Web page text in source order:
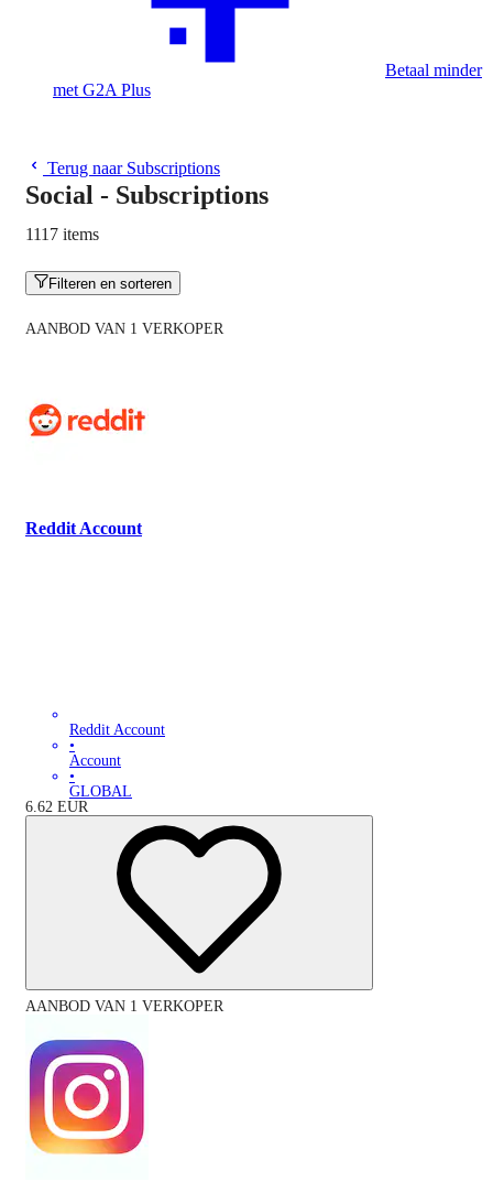
Betaal minder
met G2A Plus
Terug naar Subscriptions
Social - Subscriptions
1117 items
Filteren en sorteren
AANBOD VAN 1 VERKOPER
Reddit Account
Reddit Account
•
Account
•
GLOBAL
6.62 EUR
AANBOD VAN 1 VERKOPER